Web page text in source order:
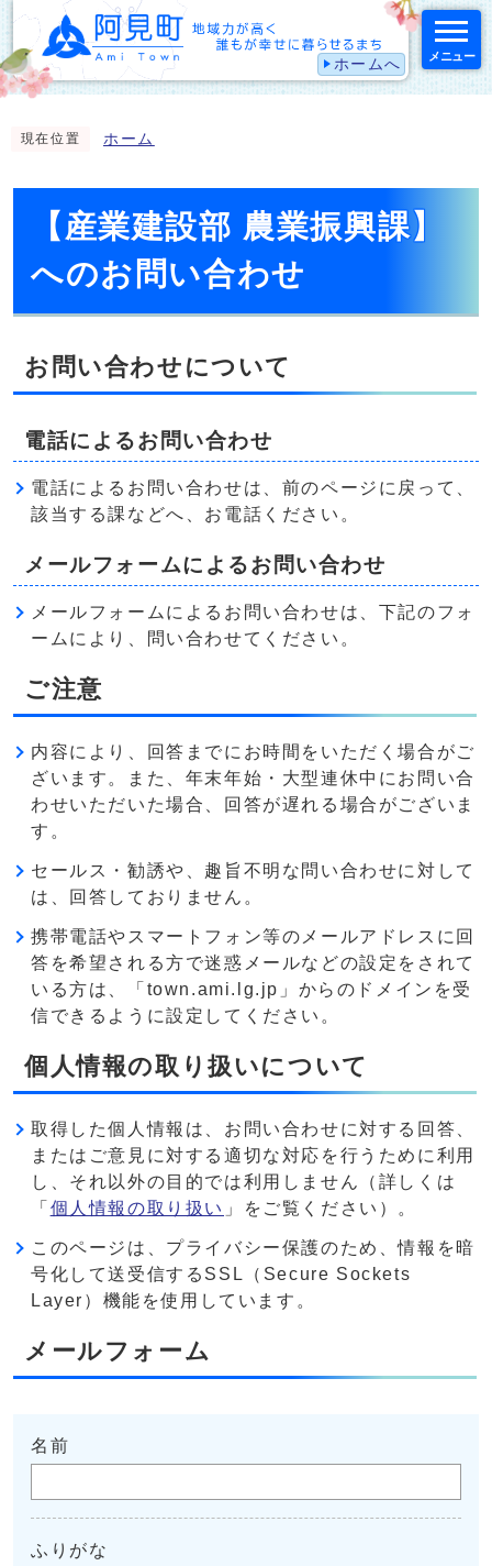
ホームへ メニュー
現在位置 ホーム
【産業建設部 農業振興課】
へのお問い合わせ
お問い合わせについて
電話によるお問い合わせ
電話によるお問い合わせは、前のページに戻って、
該当する課などへ、お電話ください。
メールフォームによるお問い合わせ
メールフォームによるお問い合わせは、下記のフォ
ームにより、問い合わせてください。
ご注意
内容により、回答までにお時間をいただく場合がご
ざいます。また、年末年始・大型連休中にお問い合
わせいただいた場合、回答が遅れる場合がございま
す。
セールス・勧誘や、趣旨不明な問い合わせに対して
は、回答しておりません。
携帯電話やスマートフォン等のメールアドレスに回
答を希望される方で迷惑メールなどの設定をされて
いる方は、「town.ami.lg.jp」からのドメインを受
信できるように設定してください。
個人情報の取り扱いについて
取得した個人情報は、お問い合わせに対する回答、
またはご意見に対する適切な対応を行うために利用
し、それ以外の目的では利用しません（詳しくは
「 個人情報の取り扱い 」をご覧ください）。
このページは、プライバシー保護のため、情報を暗
号化して送受信するSSL（Secure Sockets
Layer）機能を使用しています。
メールフォーム
名前
ふりがな